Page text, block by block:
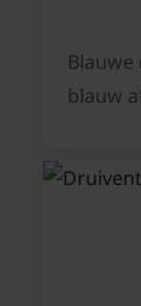
blauw